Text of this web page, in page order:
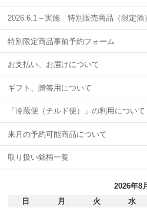
2026.6.1～実施 特別販売商品（限定酒
特別限定商品事前予約フォーム
お支払い、お届けについて
ギフト、贈答用について
「冷蔵便（チルド便）」の利用について
来月の予約可能商品について
取り扱い銘柄一覧
2026年8
日
月 火 水